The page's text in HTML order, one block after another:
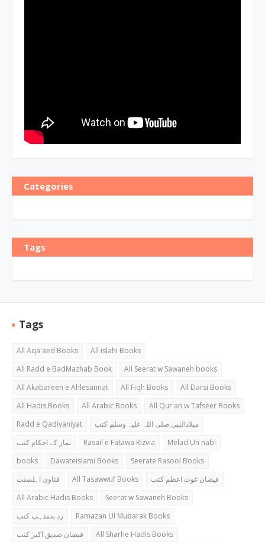
Categories
Tags
Tags
All Aqa'aed Books
All islahi Books
All Radd e BadMazhab Book
All Seerat w Sawaneh books
All Akabareen e Ahlesunnat
All Fiqh Books
All Darsi Books
All Hadis Books
All Arabic Books
All Qur'an w Tafseer Books
Radd e Qadiyaniyat
میلادالنبی صلی اللہ علیہ وسلم کتب
نماز کے احکام کتب
Rasail e Fatawa Rizvia
Melad Un nabi
books
Dawateislami Books
Seerate Rasool Books
فتاوی اہلسنت
All Tasawwuf Books
فیضان غوث اعظم کتب
All Arabic Hadis Books
Seerat w Sawaneh Books
رد بدمذہب کتب
Ramazan Ul Mubarak Books
فیضان صدیق اکبر کتب
All Sharhe Hadis Books